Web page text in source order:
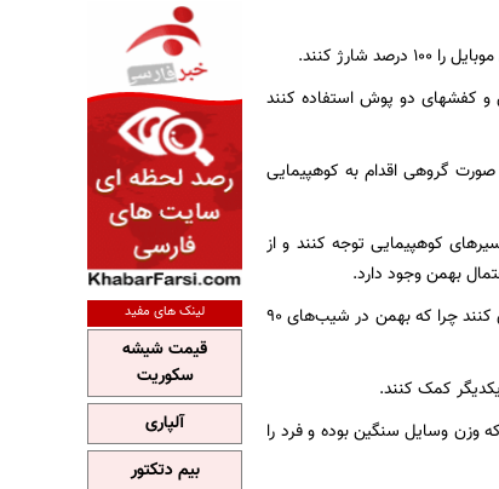
کنند.
و کفشهای دو پوش استفاده کنند
صورت گروهی اقدام به کوهپیمایی
کوهپیمایی توجه کنند و از
بهمن وجود دارد.
وی تأکید کرد: کوهنوردان به هنگام مواجه شدن با شیبهای 90 درجه باید از رفتن به بالا از آن سمت خودداری کنند چرا که بهمن در شیب‌های 90
کمک کنند.
وزن وسایل سنگین بوده و فرد را
لینک های مفید
قیمت شیشه
سکوریت
آلپاری
بیم دتکتور